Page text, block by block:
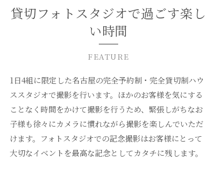
貸切フォトスタジオで過ごす楽し
い時間
FEATURE
1日4組に限定した名古屋の完全予約制・完全貸切制ハウ
ススタジオで撮影を行います。ほかのお客様を気にする
ことなく時間をかけて撮影を行うため、緊張しがちなお
子様も徐々にカメラに慣れながら撮影を楽しんでいただ
けます。フォトスタジオでの記念撮影はお客様にとって
大切なイベントを最高な記念としてカタチに残します。